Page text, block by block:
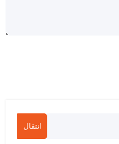
انتقال